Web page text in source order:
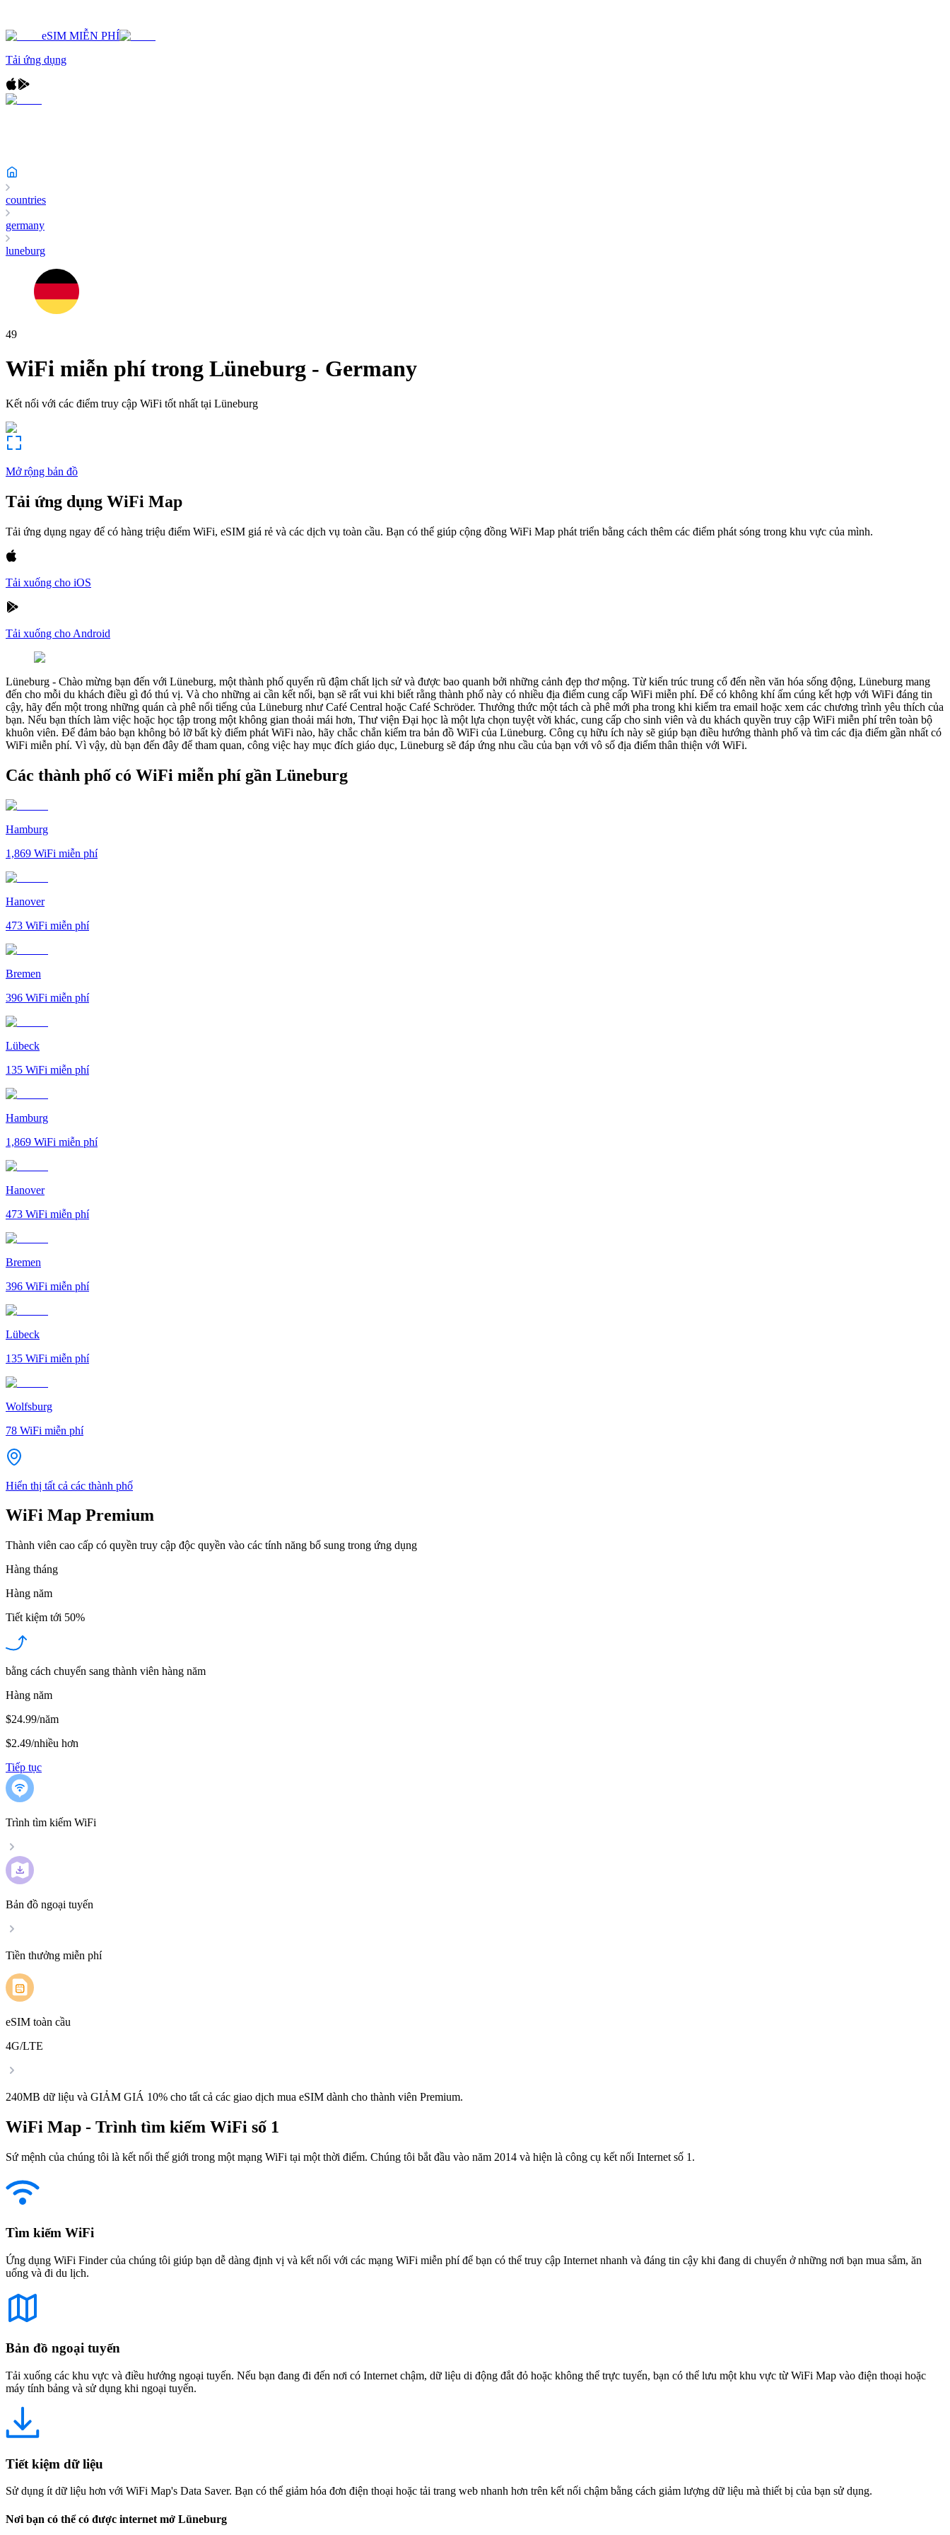
eSIM MIỄN PHÍ
Tải ứng dụng
countries
germany
luneburg
49
WiFi miễn phí trong Lüneburg - Germany
Kết nối với các điểm truy cập WiFi tốt nhất tại Lüneburg
Mở rộng bản đồ
Tải ứng dụng WiFi Map
Tải ứng dụng ngay để có hàng triệu điểm WiFi, eSIM giá rẻ và các dịch vụ toàn cầu. Bạn có thể giúp cộng đồng WiFi Map phát triển bằng cách thêm các điểm phát sóng trong khu vực của mình.
Tải xuống cho iOS
Tải xuống cho Android
Lüneburg - Chào mừng bạn đến với Lüneburg, một thành phố quyến rũ đậm chất lịch sử và được bao quanh bởi những cảnh đẹp thơ mộng. Từ kiến trúc trung cổ đến nền văn hóa sống động, Lüneburg mang
đến cho mỗi du khách điều gì đó thú vị. Và cho những ai cần kết nối, bạn sẽ rất vui khi biết rằng thành phố này có nhiều địa điểm cung cấp WiFi miễn phí. Để có không khí ấm cúng kết hợp với WiFi đáng tin
cậy, hãy đến một trong những quán cà phê nổi tiếng của Lüneburg như Café Central hoặc Café Schröder. Thưởng thức một tách cà phê mới pha trong khi kiểm tra email hoặc xem các chương trình yêu thích của
bạn. Nếu bạn thích làm việc hoặc học tập trong một không gian thoải mái hơn, Thư viện Đại học là một lựa chọn tuyệt vời khác, cung cấp cho sinh viên và du khách quyền truy cập WiFi miễn phí trên toàn bộ
khuôn viên. Để đảm bảo bạn không bỏ lỡ bất kỳ điểm phát WiFi nào, hãy chắc chắn kiểm tra bản đồ WiFi của Lüneburg. Công cụ hữu ích này sẽ giúp bạn điều hướng thành phố và tìm các địa điểm gần nhất có
WiFi miễn phí. Vì vậy, dù bạn đến đây để tham quan, công việc hay mục đích giáo dục, Lüneburg sẽ đáp ứng nhu cầu của bạn với vô số địa điểm thân thiện với WiFi.
Các thành phố có WiFi miễn phí gần Lüneburg
Hamburg
1,869 WiFi miễn phí
Hanover
473 WiFi miễn phí
Bremen
396 WiFi miễn phí
Lübeck
135 WiFi miễn phí
Hamburg
1,869 WiFi miễn phí
Hanover
473 WiFi miễn phí
Bremen
396 WiFi miễn phí
Lübeck
135 WiFi miễn phí
Wolfsburg
78 WiFi miễn phí
Hiển thị tất cả các thành phố
WiFi Map Premium
Thành viên cao cấp có quyền truy cập độc quyền vào các tính năng bổ sung trong ứng dụng
Hàng tháng
Hàng năm
Tiết kiệm tới 50%
bằng cách chuyển sang thành viên hàng năm
Hàng năm
$24.99/năm
$2.49/nhiều hơn
Tiếp tục
Trình tìm kiếm WiFi
Bản đồ ngoại tuyến
Tiền thưởng miễn phí
eSIM toàn cầu
4G/LTE
240MB dữ liệu và GIẢM GIÁ 10% cho tất cả các giao dịch mua eSIM dành cho thành viên Premium.
WiFi Map - Trình tìm kiếm WiFi số 1
Sứ mệnh của chúng tôi là kết nối thế giới trong một mạng WiFi tại một thời điểm. Chúng tôi bắt đầu vào năm 2014 và hiện là công cụ kết nối Internet số 1.
Tìm kiếm WiFi
Ứng dụng WiFi Finder của chúng tôi giúp bạn dễ dàng định vị và kết nối với các mạng WiFi miễn phí để bạn có thể truy cập Internet nhanh và đáng tin cậy khi đang di chuyển ở những nơi bạn mua sắm, ăn
uống và đi du lịch.
Bản đồ ngoại tuyến
Tải xuống các khu vực và điều hướng ngoại tuyến. Nếu bạn đang đi đến nơi có Internet chậm, dữ liệu di động đắt đỏ hoặc không thể trực tuyến, bạn có thể lưu một khu vực từ WiFi Map vào điện thoại hoặc
máy tính bảng và sử dụng khi ngoại tuyến.
Tiết kiệm dữ liệu
Sử dụng ít dữ liệu hơn với WiFi Map's Data Saver. Bạn có thể giảm hóa đơn điện thoại hoặc tải trang web nhanh hơn trên kết nối chậm bằng cách giảm lượng dữ liệu mà thiết bị của bạn sử dụng.
Nơi bạn có thể có được internet mở Lüneburg